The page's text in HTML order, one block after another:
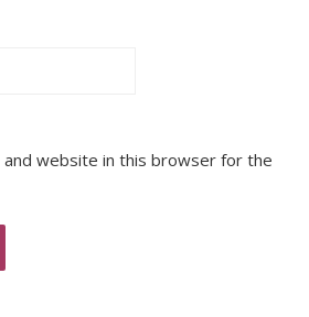
and website in this browser for the